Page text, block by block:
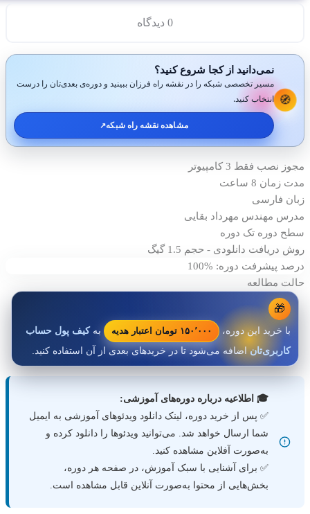
0 دیدگاه
🧭
نمی‌دانید از کجا شروع کنید؟
مسیر تخصصی شبکه را در نقشه راه فرزان ببینید و دوره‌ی بعدی‌تان را درست
انتخاب کنید.
مشاهده نقشه راه شبکه↗️
مجوز نصب فقط 3 کامپیوتر
مدت زمان 8 ساعت
زبان فارسی
مدرس مهندس مهرداد بقایی
سطح دوره تک دوره
روش دریافت دانلودی - حجم 1.5 گیگ
درصد پیشرفت دوره: %100
حالت مطالعه
🎁
با خرید این دوره، ۱۵۰٬۰۰۰ تومان اعتبار هدیه به کیف پول حساب
کاربری‌تاناضافه می‌شود تا در خریدهای بعدی از آن استفاده کنید.
🎓 اطلاعیه درباره دوره‌های آموزشی:
✅ پس از خرید دوره، لینک دانلود ویدئوهای آموزشی به ایمیل
شما ارسال خواهد شد. می‌توانید ویدئوها را دانلود کرده و
به‌صورت آفلاین مشاهده کنید.
✅ برای آشنایی با سبک آموزش، در صفحه هر دوره،
بخش‌هایی از محتوا به‌صورت آنلاین قابل مشاهده است.